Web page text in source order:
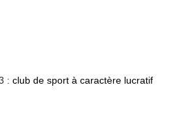
: club de sport à caractère lucratif